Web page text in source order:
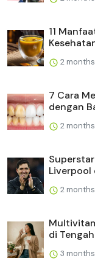
11
2
7 Cara
dengan
2
Liverpool
2
di
3